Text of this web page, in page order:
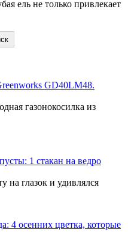
ель не только привлекает
GD40LM48.
газонокосилка из
1 стакан на ведро
на глазок и удивлялся
4 осенних цветка, которые